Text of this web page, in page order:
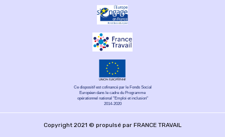
Ce dispositif est cofinancé par le Fonds Social
Européen dans le cadre du Programme
opérationnel national "Emploi et inclusion"
2014-2020
Copyright 2021 © propulsé par FRANCE TRAVAIL